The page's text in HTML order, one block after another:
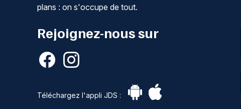
plans : on s'occupe de tout.
Rejoignez-nous sur
Téléchargez l'appli JDS :